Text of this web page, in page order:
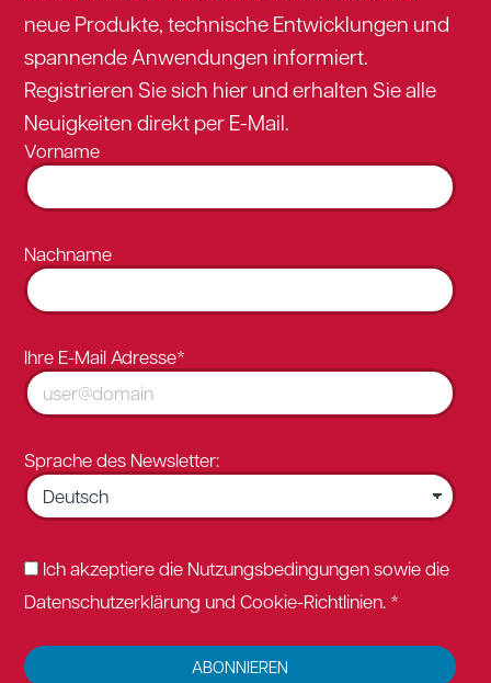
neue Produkte, technische Entwicklungen und
spannende Anwendungen informiert.
Registrieren Sie sich hier und erhalten Sie alle
Neuigkeiten direkt per E-Mail.
Vorname
Nachname
Ihre E-Mail Adresse*
Sprache des Newsletter:
Ich akzeptiere die Nutzungsbedingungen sowie die
Datenschutzerklärung und Cookie-Richtlinien. *
ABONNIEREN